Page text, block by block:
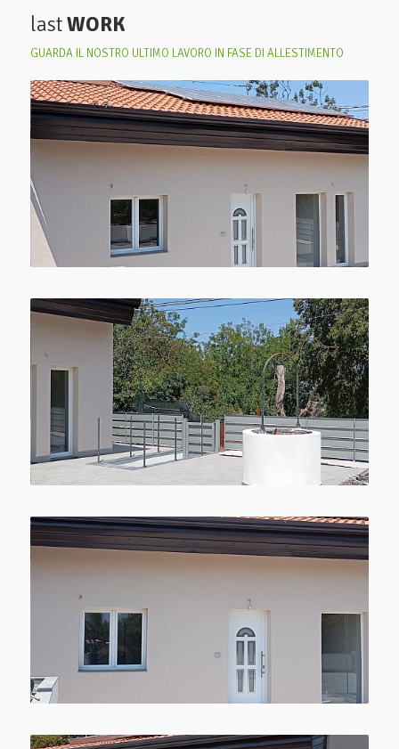
lastWORK
GUARDA IL NOSTRO ULTIMO LAVORO IN FASE DI ALLESTIMENTO